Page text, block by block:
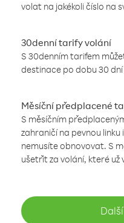
volat na jakékoli číslo na
30denní tarify volání
S 30denním tarifem
destinace po dobu 30 dní
Měsíční předplacené
S měsíčním
zahraničí na pevnou linku
nemusíte obnovovat. S
ušetřit za volání, které už